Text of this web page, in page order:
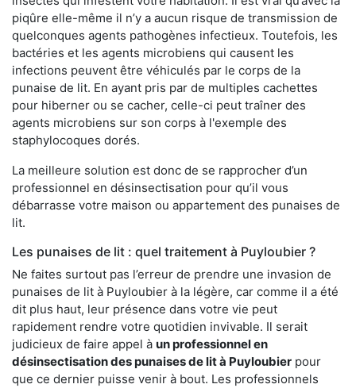
piqûre elle-même il n’y a aucun risque de transmission de
quelconques agents pathogènes infectieux. Toutefois, les
bactéries et les agents microbiens qui causent les
infections peuvent être véhiculés par le corps de la
punaise de lit. En ayant pris par de multiples cachettes
pour hiberner ou se cacher, celle-ci peut traîner des
agents microbiens sur son corps à l'exemple des
staphylocoques dorés.
La meilleure solution est donc de se rapprocher d’un
professionnel en désinsectisation pour qu’il vous
débarrasse votre maison ou appartement des punaises de
lit.
Les punaises de lit : quel traitement à Puyloubier ?
Ne faites surtout pas l’erreur de prendre une invasion de
punaises de lit à Puyloubier à la légère, car comme il a été
dit plus haut, leur présence dans votre vie peut
rapidement rendre votre quotidien invivable. Il serait
judicieux de faire appel à un professionnel en
désinsectisation des punaises de lit à Puyloubier pour
que ce dernier puisse venir à bout. Les professionnels